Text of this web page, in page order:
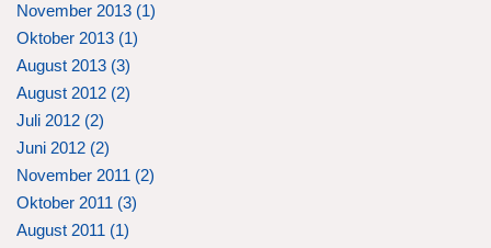
November 2013 (1)
Oktober 2013 (1)
August 2013 (3)
August 2012 (2)
Juli 2012 (2)
Juni 2012 (2)
November 2011 (2)
Oktober 2011 (3)
August 2011 (1)